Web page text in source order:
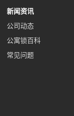
新闻资讯
公司动态
公寓锁百科
常见问题